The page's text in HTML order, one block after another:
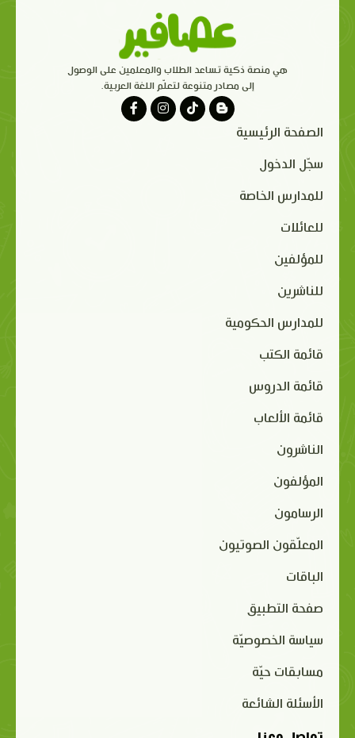
هي منصة ذكية تساعد الطلاب والمعلمين على الوصول
إلى مصادر متنوعة لتعلّم اللغة العربية.
الصفحة الرئيسية
سجّل الدخول
للمدارس الخاصة
للعائلات
للمؤلفين
للناشرين
للمدارس الحكومية
قائمة الكتب
قائمة الدروس
قائمة الألعاب
الناشرون
المؤلفون
الرسامون
المعلّقون الصوتيون
الباقات
صفحة التطبيق
سياسة الخصوصيّة
مسابقات حيّة
الأسئلة الشائعة